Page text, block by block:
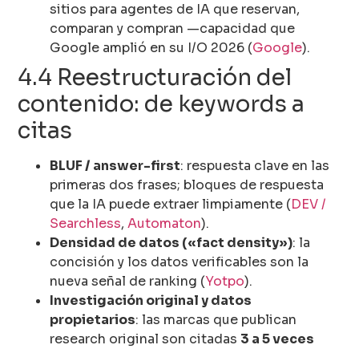
sitios para agentes de IA que reservan,
comparan y compran —capacidad que
Google amplió en su I/O 2026 (Google).
4.4 Reestructuración del
contenido: de keywords a
citas
BLUF / answer-first: respuesta clave en las
primeras dos frases; bloques de respuesta
que la IA puede extraer limpiamente (DEV /
Searchless,Automaton).
Densidad de datos («fact density»): la
concisión y los datos verificables son la
nueva señal de ranking (Yotpo).
Investigación original y datos
propietarios: las marcas que publican
research original son citadas 3 a 5 veces